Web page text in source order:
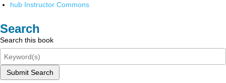
hub Instructor Commons
Search
Search this book
Submit Search